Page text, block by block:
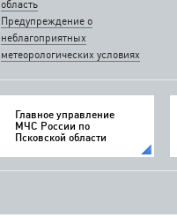
область
Предупреждение о
неблагоприятных
метеорологических условиях
Главное управление
МЧС России по
Псковской области